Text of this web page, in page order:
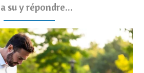
su y répondre...